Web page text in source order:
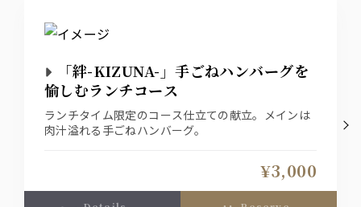
致します。
サワー
緑茶ハイ/レモンサワー/柚子サワー
カクテル
カシス/オレンジ・ソーダ・ウーロン ・ グレープ
ライチ/オレンジ・ソーダ・ウーロン ・ グレープ
フルーツ
「絆-KIZUNA-」手ごねハンバーグを
愉しむランチコース
ランチタイム限定のコース仕立ての献立。メインは
肉汁溢れる手ごねハンバーグ。
¥3,000